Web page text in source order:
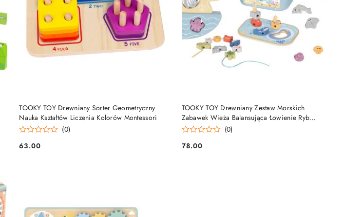
TOOKY TOY Drewniany Sorter Geometryczny
Nauka Kształtów Liczenia Kolorów Montessori
(0)
Cena:
63.00
DO KOSZYKA
TOOKY TOY Drewniany Zestaw Morskich
Zabawek Wieża Balansująca Łowienie Ryb
Figurki 23 Elementy
(0)
Cena:
78.00
DO KOSZYKA